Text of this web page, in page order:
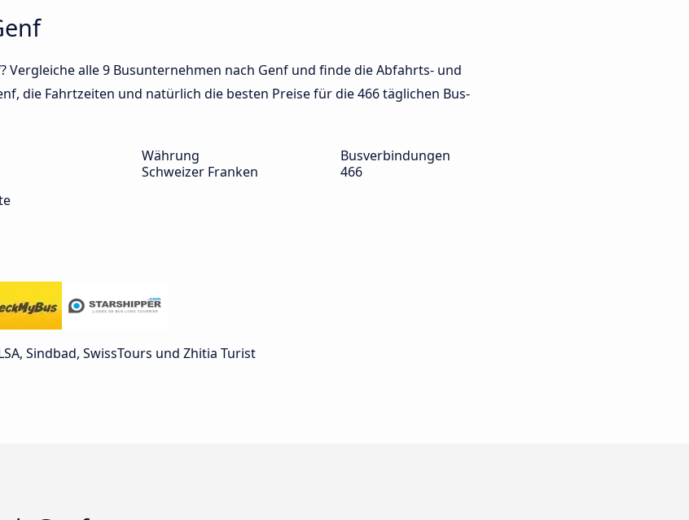
Vergleiche alle 9 Busunternehmen nach Genf und finde die Abfahrts- und
die Fahrtzeiten und natürlich die besten Preise für die 466 täglichen Bus-
Währung
Schweizer Franken
Busverbindungen
466
Sindbad, SwissTours und Zhitia Turist